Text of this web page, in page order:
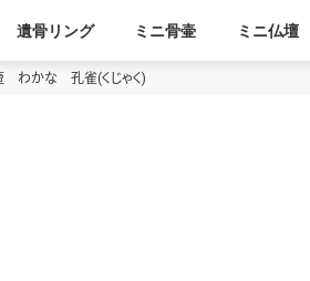
遺骨リング ミニ骨壷 ミニ仏壇
わかな 孔雀(くじゃく)